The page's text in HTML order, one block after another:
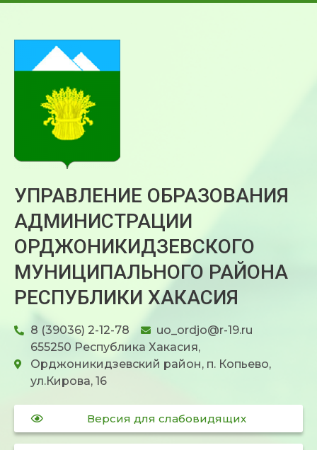
УПРАВЛЕНИЕ ОБРАЗОВАНИЯ
АДМИНИСТРАЦИИ
ОРДЖОНИКИДЗЕВСКОГО
МУНИЦИПАЛЬНОГО РАЙОНА
РЕСПУБЛИКИ ХАКАСИЯ
8 (39036) 2-12-78
uo_ordjo@r-19.ru
655250 Республика Хакасия,
Орджоникидзевский район, п. Копьево,
ул.Кирова, 16
Версия для слабовидящих